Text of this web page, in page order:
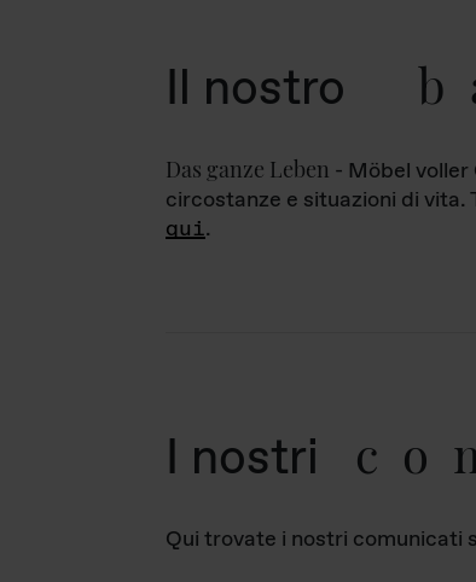
Il nostro
Das ganze Leben - Möbel
circostanze e situazioni di
qui.
I nostri
Qui trovate i nostri comunicati